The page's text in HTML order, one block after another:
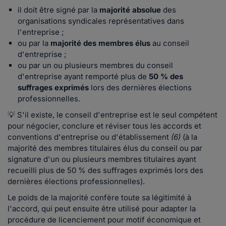
il doit être signé par la majorité absolue des
organisations syndicales représentatives dans
l'entreprise ;
ou par la majorité des membres élus au conseil
d'entreprise ;
ou par un ou plusieurs membres du conseil
d'entreprise ayant remporté plus de 50 % des
suffrages exprimés lors des dernières élections
professionnelles.
💡 S'il existe, le conseil d'entreprise est le seul compétent
pour négocier, conclure et réviser tous les accords et
conventions d'entreprise ou d'établissement (6) (à la
majorité des membres titulaires élus du conseil ou par
signature d'un ou plusieurs membres titulaires ayant
recueilli plus de 50 % des suffrages exprimés lors des
dernières élections professionnelles).
Le poids de la majorité confère toute sa légitimité à
l'accord, qui peut ensuite être utilisé pour adapter la
procédure de licenciement pour motif économique et